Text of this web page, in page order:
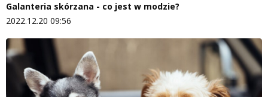
Galanteria skórzana - co jest w modzie?
2022.12.20 09:56